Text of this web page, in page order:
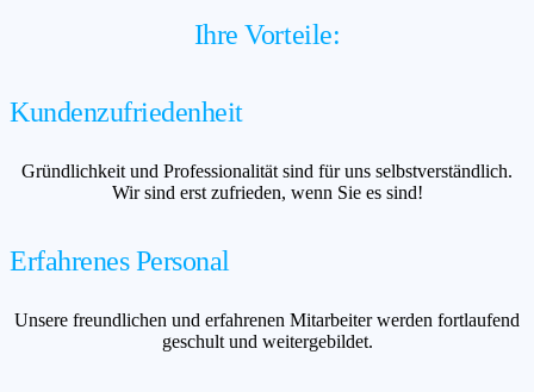
Ihre Vorteile:
Kundenzufriedenheit
Gründlichkeit und Professionalität sind für uns selbstverständlich.
Wir sind erst zufrieden, wenn Sie es sind!
Erfahrenes Personal
Unsere freundlichen und erfahrenen Mitarbeiter werden fortlaufend
geschult und weitergebildet.